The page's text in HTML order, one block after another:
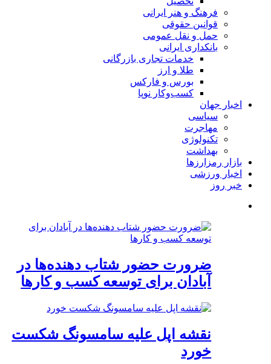
فرهنگ و هنر ایرانی
قوانین حقوقی
حمل و نقل عمومی
بانکداری ایرانی
خدمات تجاری بازرگانی
طلا و ارز
بورس و فارکس
کسب‌وکار نوپا
اخبار جهان
سیاسی
مهاجرت
تکنولوژی
بهداشت
بازار رمزارزها
اخبار ورزشی
خبر روز
ضرورت حضور شتاب ‌دهنده‌ها در
آبادان برای توسعه کسب‌ و کارها
نقشه اپل علیه سامسونگ شکست
خورد